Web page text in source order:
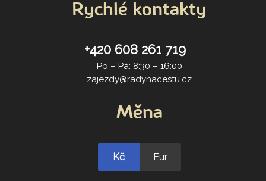
Rychlé kontakty
+420 608 261 719
Po – Pá: 8:30 – 16:00
zajezdy@radynacestu.cz
Měna
Kč Eur